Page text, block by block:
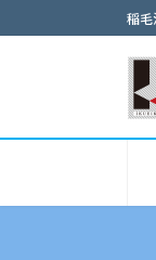
ン
へ
ビ
ョ
稲毛